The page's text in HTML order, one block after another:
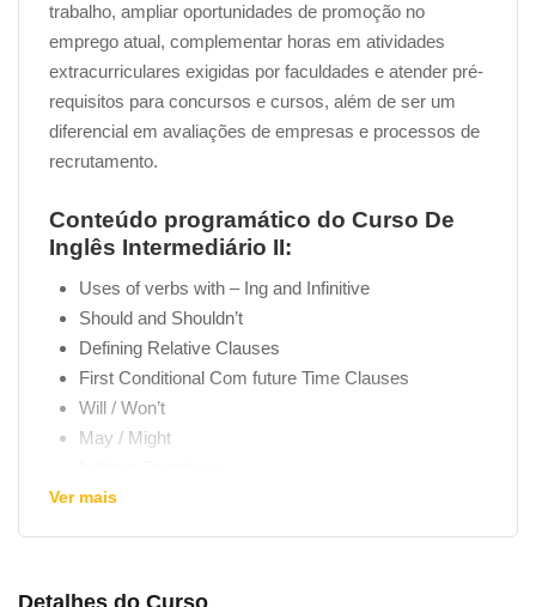
trabalho, ampliar oportunidades de promoção no
emprego atual, complementar horas em atividades
extracurriculares exigidas por faculdades e atender pré-
requisitos para concursos e cursos, além de ser um
diferencial em avaliações de empresas e processos de
recrutamento.
Conteúdo programático do Curso De
Inglês Intermediário II:
Uses of verbs with – Ing and Infinitive
Should and Shouldn’t
Defining Relative Clauses
First Conditional Com future Time Clauses
Will / Won’t
May / Might
Reported Speech
Ver mais